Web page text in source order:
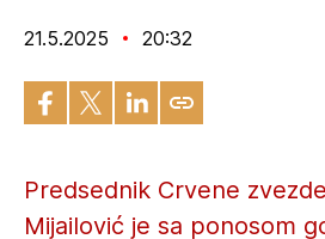
21.5.2025 20:32
Predsednik Crvene
Mijailović je sa ponosom